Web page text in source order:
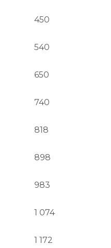
450
540
650
740
818
898
983
1 074
1 172